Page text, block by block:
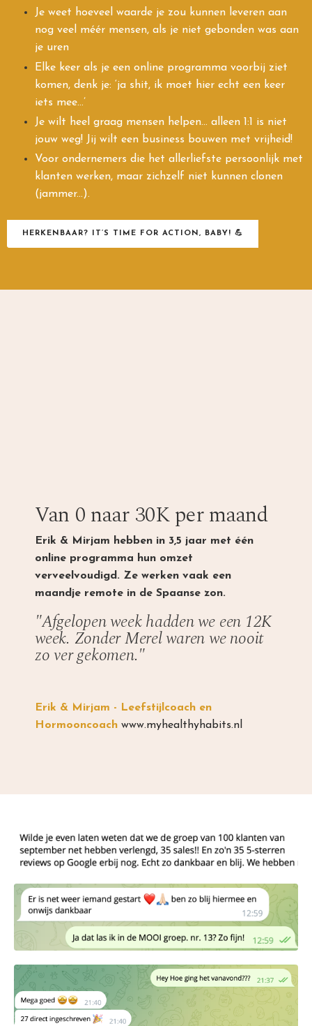
Je weet hoeveel waarde je zou kunnen leveren aan
nog veel méér mensen, als je niet gebonden was aan
je uren
Elke keer als je een online programma voorbij ziet
komen, denk je: ‘ja shit, ik moet hier echt een keer
iets mee…’
Je wilt heel graag mensen helpen... alleen 1:1 is niet
jouw weg! Jij wilt een business bouwen met vrijheid!
Voor ondernemers die het allerliefste persoonlijk met
klanten werken, maar zichzelf niet kunnen clonen
(jammer...).
HERKENBAAR? IT’S TIME FOR ACTION, BABY! 💪
Van 0 naar 30K per maand
Erik & Mirjam hebben in 3,5 jaar met één
online programma hun omzet
verveelvoudigd. Ze werken vaak een
maandje remote in de Spaanse zon.
"Afgelopen week hadden we een 12K
week. Zonder Merel waren we nooit
zo ver gekomen."
Erik & Mirjam - Leefstijlcoach en
Hormooncoach www.myhealthyhabits.nl